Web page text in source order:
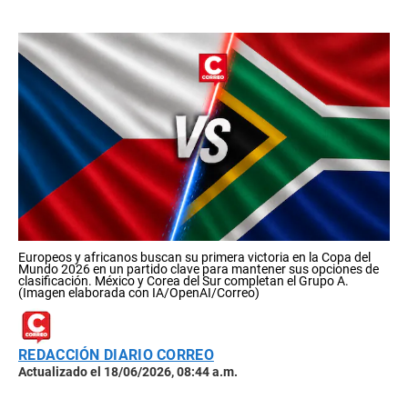
Europeos y africanos buscan su primera victoria en la Copa del
Mundo 2026 en un partido clave para mantener sus opciones de
clasificación. México y Corea del Sur completan el Grupo A.
(Imagen elaborada con IA/OpenAI/Correo)
REDACCIÓN DIARIO CORREO
Actualizado el 18/06/2026, 08:44 a.m.